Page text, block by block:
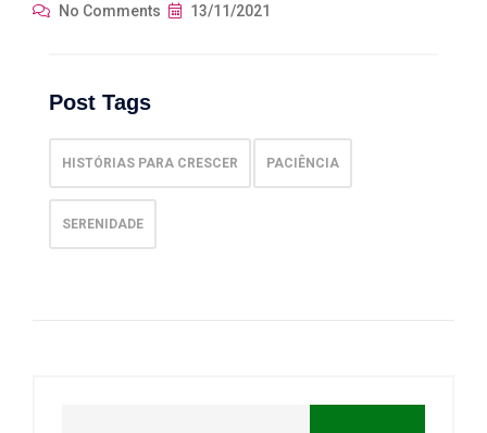
No Comments 13/11/2021
Post Tags
HISTÓRIAS PARA CRESCER PACIÊNCIA
SERENIDADE